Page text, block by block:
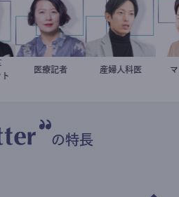
革
ント
岩永直子
医療記者 重見大介
産婦人科医
の特長